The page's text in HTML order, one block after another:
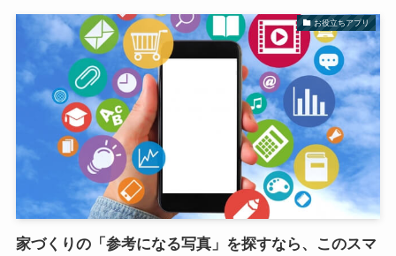
お役立ちアプリ
家づくりの「参考になる写真」を探すなら、このスマ